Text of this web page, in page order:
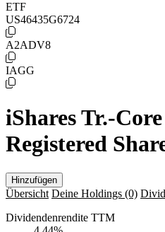
ETF
US46435G6724
A2ADV8
IAGG
iShares Tr.-
Registered
Hinzufügen
Übersicht Deine Holdings (0)
Dividendenrendite TTM